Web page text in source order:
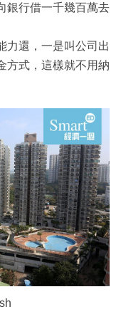
銀行借一千幾百萬去
力還，一是叫公司出
方式，這樣就不用納